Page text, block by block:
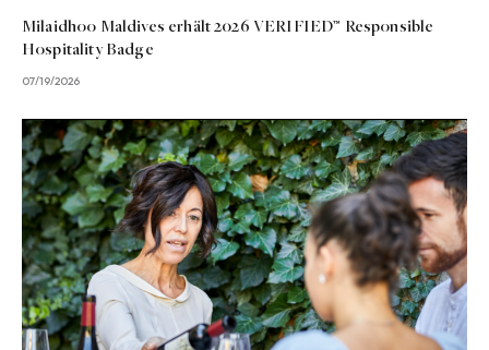
Milaidhoo Maldives erhält 2026 VERIFIED™ Responsible
Hospitality Badge
07/19/2026